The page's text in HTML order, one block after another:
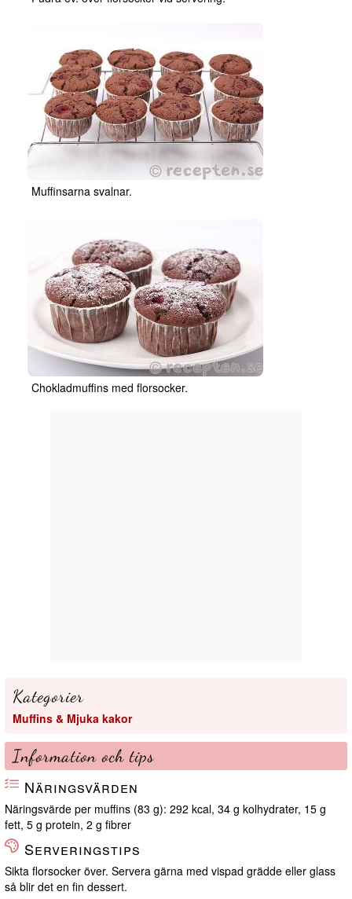
Muffinsarna svalnar.
Chokladmuffins med florsocker.
Kategorier
Muffins & Mjuka kakor
Information och tips
Näringsvärden
Näringsvärde per muffins (83 g): 292 kcal, 34 g kolhydrater, 15 g
fett, 5 g protein, 2 g fibrer
Serveringstips
Sikta florsocker över. Servera gärna med vispad grädde eller glass
så blir det en fin dessert.